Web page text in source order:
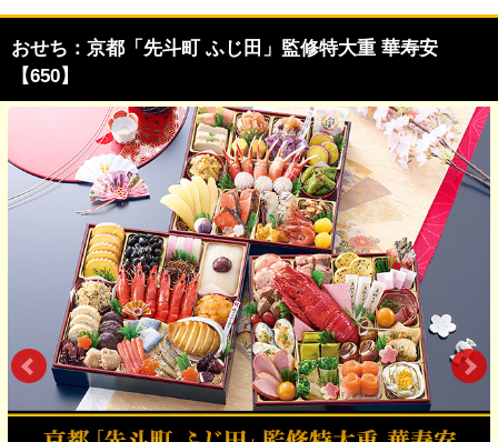
おせち：京都「先斗町 ふじ田」監修特大重 華寿安
【650】